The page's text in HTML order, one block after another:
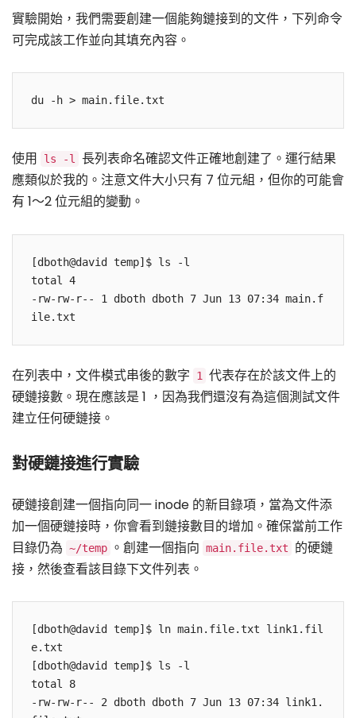
實驗開始，我們需要創建一個能夠鏈接到的文件，下列命令
可完成該工作並向其填充內容。
使用 ls -l 長列表命名確認文件正確地創建了。運行結果
應類似於我的。注意文件大小只有 7 位元組，但你的可能會
有 1～2 位元組的變動。
[dboth@david temp]$ ls -l
total 4
-rw-rw-r-- 1 dboth dboth 7 Jun 13 07:34 main.f
在列表中，文件模式串後的數字 1
代表存在於該文件上的
硬鏈接數。現在應該是 1 ，因為我們還沒有為這個測試文件
建立任何硬鏈接。
對硬鏈接進行實驗
硬鏈接創建一個指向同一 inode 的新目錄項，當為文件添
加一個硬鏈接時，你會看到鏈接數目的增加。確保當前工作
目錄仍為 ~/temp 。創建一個指向 main.file.txt
的硬鏈
接，然後查看該目錄下文件列表。
[dboth@david temp]$ ln main.file.txt link1.fil
e.txt
[dboth@david temp]$ ls -l
total 8
-rw-rw-r-- 2 dboth dboth 7 Jun 13 07:34 link1.